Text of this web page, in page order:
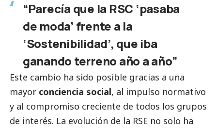
“Parecía que la RSC ‘pasaba
de moda’ frente a la
‘Sostenibilidad’, que iba
ganando terreno año a año”
Este cambio ha sido posible gracias a una
mayor conciencia social, al impulso normativo
y al compromiso creciente de todos los grupos
de interés. La evolución de la RSE no solo ha